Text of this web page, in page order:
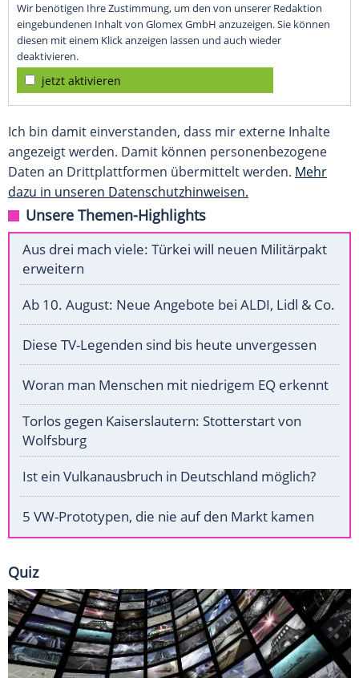
Wir benötigen Ihre Zustimmung, um den von unserer Redaktion
eingebundenen Inhalt von Glomex GmbH anzuzeigen. Sie können
diesen mit einem Klick anzeigen lassen und auch wieder
deaktivieren.
jetzt aktivieren
Ich bin damit einverstanden, dass mir externe Inhalte
angezeigt werden. Damit können personenbezogene
Daten an Drittplattformen übermittelt werden. Mehr
dazu in unseren Datenschutzhinweisen.
Unsere Themen-Highlights
Aus drei mach viele: Türkei will neuen Militärpakt
erweitern
Ab 10. August: Neue Angebote bei ALDI, Lidl & Co.
Diese TV-Legenden sind bis heute unvergessen
Woran man Menschen mit niedrigem EQ erkennt
Torlos gegen Kaiserslautern: Stotterstart von
Wolfsburg
Ist ein Vulkanausbruch in Deutschland möglich?
5 VW-Prototypen, die nie auf den Markt kamen
Quiz